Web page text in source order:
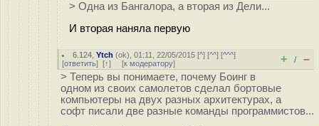
> Одна из Бангалора, а вторая из Дели...
И вторая наняла первую
6.124 ,Ytch (ok), 01:11, 22/05/2015 [^] [^^] [^^^]
[ответить] [↑] [к модератору] + / –
> Теперь вы понимаете, почему Боинг в
одном из своих самолетов сделал бортовые
компьютеры на двух разных архитектурах, а
софт писали две разные команды программистов...